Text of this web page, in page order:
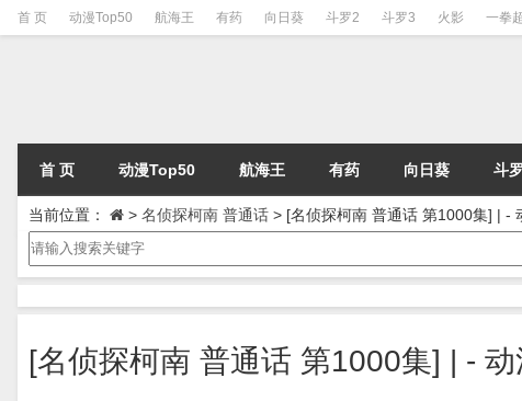
首 页 动漫Top50 航海王 有药 向日葵 斗罗2 斗罗3 火影 一拳
首 页 动漫Top50 航海王 有药 向日葵 斗
当前位置： > 名侦探柯南 普通话 > [名侦探柯南 普通话 第1000集] | -
[名侦探柯南 普通话 第1000集] | -